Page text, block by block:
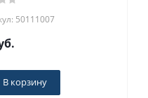
50111007
В корзину